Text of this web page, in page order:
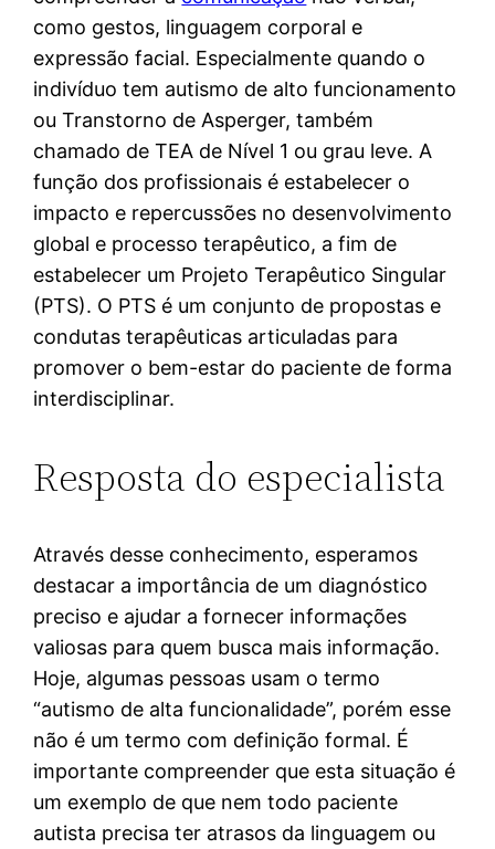
como gestos, linguagem corporal e
expressão facial. Especialmente quando o
indivíduo tem autismo de alto funcionamento
ou Transtorno de Asperger, também
chamado de TEA de Nível 1 ou grau leve. A
função dos profissionais é estabelecer o
impacto e repercussões no desenvolvimento
global e processo terapêutico, a fim de
estabelecer um Projeto Terapêutico Singular
(PTS). O PTS é um conjunto de propostas e
condutas terapêuticas articuladas para
promover o bem-estar do paciente de forma
interdisciplinar.
Resposta do especialista
Através desse conhecimento, esperamos
destacar a importância de um diagnóstico
preciso e ajudar a fornecer informações
valiosas para quem busca mais informação.
Hoje, algumas pessoas usam o termo
“autismo de alta funcionalidade”, porém esse
não é um termo com definição formal. É
importante compreender que esta situação é
um exemplo de que nem todo paciente
autista precisa ter atrasos da linguagem ou